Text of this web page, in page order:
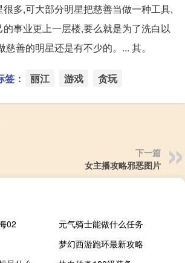
多,可大部分明星把慈善当做一种工具,
事业更上一层楼,要么就是为了洗白以
善的明星还是有不少的。... 其。
签： 丽江 游戏 贪玩
下一篇
女主播攻略邪恶图片
02
元气骑士能做什么任务
梦幻西游跑环最新攻略